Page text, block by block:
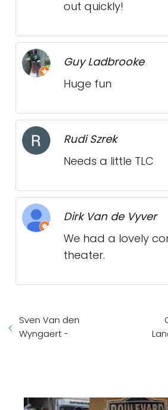
out quickly!
Guy Ladbrooke
Huge fun
Rudi Szrek
Needs a little TLC
Dirk Van de Vyver
We had a lovely
theater.
Sven Van den
Wyngaert -